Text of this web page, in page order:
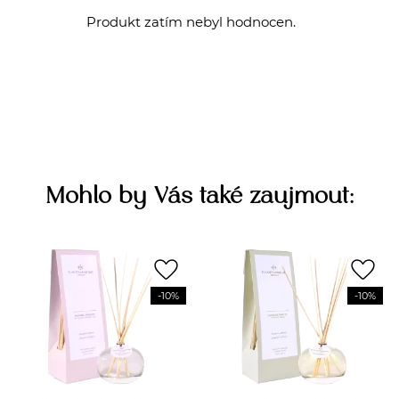
Produkt zatím nebyl hodnocen.
Mohlo by Vás také zaujmout:
-10%
favorite_border
-10%
favorite_border